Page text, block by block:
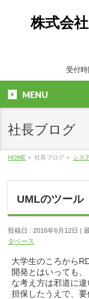
株式会
受付
MENU
社長ブログ
HOME » 社長ブログ » シス
UMLのツー
投稿日 : 2016年6月12日
タベース
大学生のころから
開発とはいっても
な考え方は邪道に
担保したうえで、